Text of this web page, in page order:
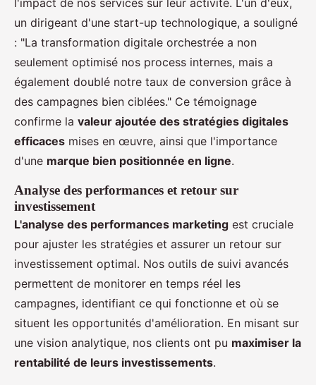
un dirigeant d'une start-up technologique, a souligné
: "La transformation digitale orchestrée a non
seulement optimisé nos process internes, mais a
également doublé notre taux de conversion grâce à
des campagnes bien ciblées." Ce témoignage
confirme la valeur ajoutée des stratégies digitales
efficaces mises en œuvre, ainsi que l'importance
d'une marque bien positionnée en ligne.
Analyse des performances et retour sur
investissement
L'analyse des performances marketing est cruciale
pour ajuster les stratégies et assurer un retour sur
investissement optimal. Nos outils de suivi avancés
permettent de monitorer en temps réel les
campagnes, identifiant ce qui fonctionne et où se
situent les opportunités d'amélioration. En misant sur
une vision analytique, nos clients ont pu maximiser la
rentabilité de leurs investissements.